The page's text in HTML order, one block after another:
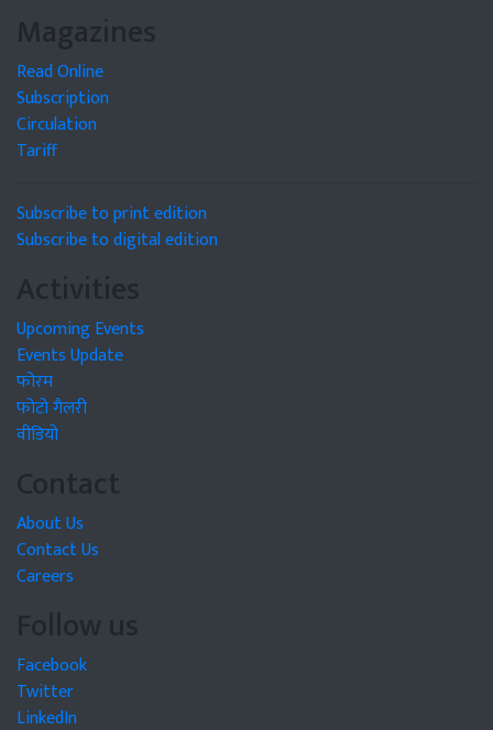
Magazines
Read Online
Subscription
Circulation
Tariff
Subscribe to print edition
Subscribe to digital edition
Activities
Upcoming Events
Events Update
फोरम
फोटो गैलरी
वीडियो
Contact
About Us
Contact Us
Careers
Follow us
Facebook
Twitter
LinkedIn